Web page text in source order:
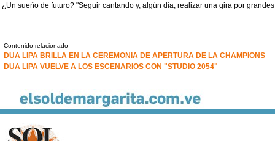
¿Un sueño de futuro? "Seguir cantando y, algún día, realizar una gira por
Contenido relacionado
DUA LIPA BRILLA EN LA CEREMONIA DE APERTURA DE LA CHAMPIONS
DUA LIPA VUELVE A LOS ESCENARIOS CON "STUDIO 2054"